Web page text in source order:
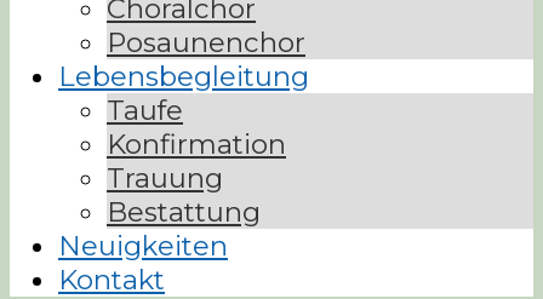
Choralchor
Posaunenchor
Lebensbegleitung
Taufe
Konfirmation
Trauung
Bestattung
Neuigkeiten
Kontakt